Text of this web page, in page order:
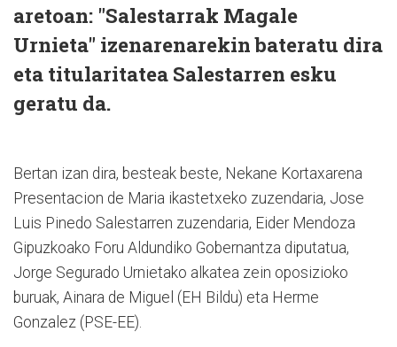
aretoan: "Salestarrak Magale
Urnieta" izenarenarekin bateratu dira
eta titularitatea Salestarren esku
geratu da.
Bertan izan dira, besteak beste, Nekane Kortaxarena
Presentacion de Maria ikastetxeko zuzendaria, Jose
Luis Pinedo Salestarren zuzendaria, Eider Mendoza
Gipuzkoako Foru Aldundiko Gobernantza diputatua,
Jorge Segurado Urnietako alkatea zein oposizioko
buruak, Ainara de Miguel (EH Bildu) eta Herme
Gonzalez (PSE-EE).